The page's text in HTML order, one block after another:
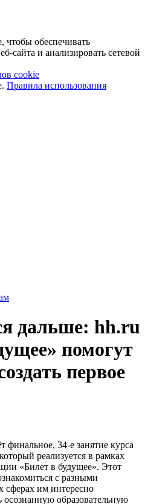
обеспечивать
сайта и анализировать сетевой
cookie
Правила использования
дальше: hh.ru
помогут
первое
финальное, 34-е занятие курса
реализуется в рамках
«Билет в будущее». Этот
с разными
сферах им интересно
осознанную образовательную